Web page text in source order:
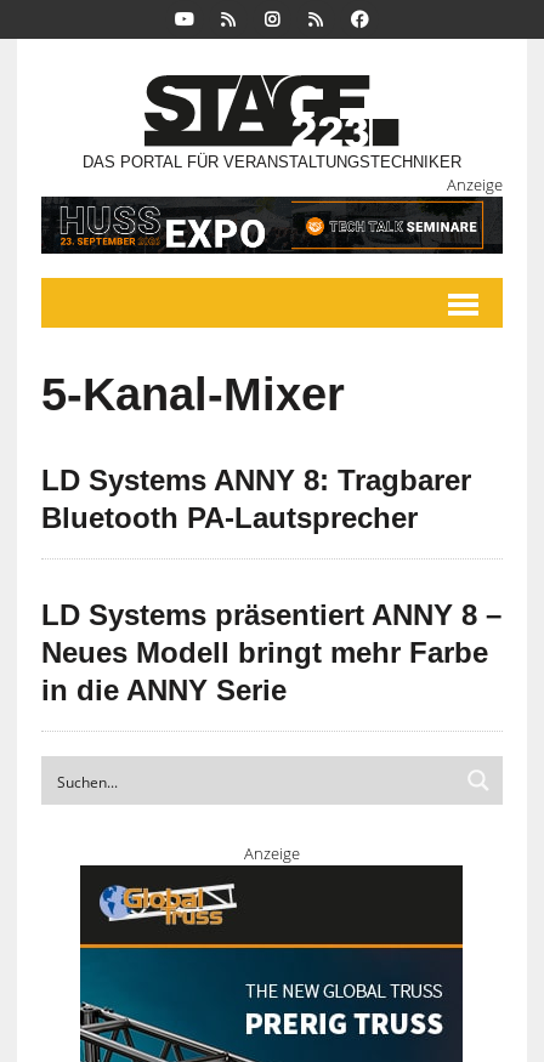
DAS PORTAL FÜR VERANSTALTUNGSTECHNIKER
Anzeige
5-Kanal-Mixer
LD Systems ANNY 8: Tragbarer
Bluetooth PA-Lautsprecher
LD Systems präsentiert ANNY 8 –
Neues Modell bringt mehr Farbe
in die ANNY Serie
Anzeige